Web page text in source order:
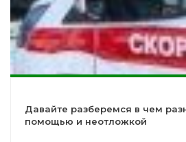
Давайте разберемся в чем
помощью и неотложкой